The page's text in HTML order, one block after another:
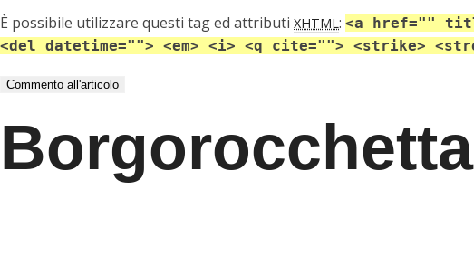
È possibile utilizzare questi tag ed attributi XHTML: <a href=""
<del datetime=""> <em> <i> <q cite=""> <strike>